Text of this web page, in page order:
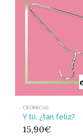
CRÓNICAS
Y tú, ¿tan feliz?
15,90€